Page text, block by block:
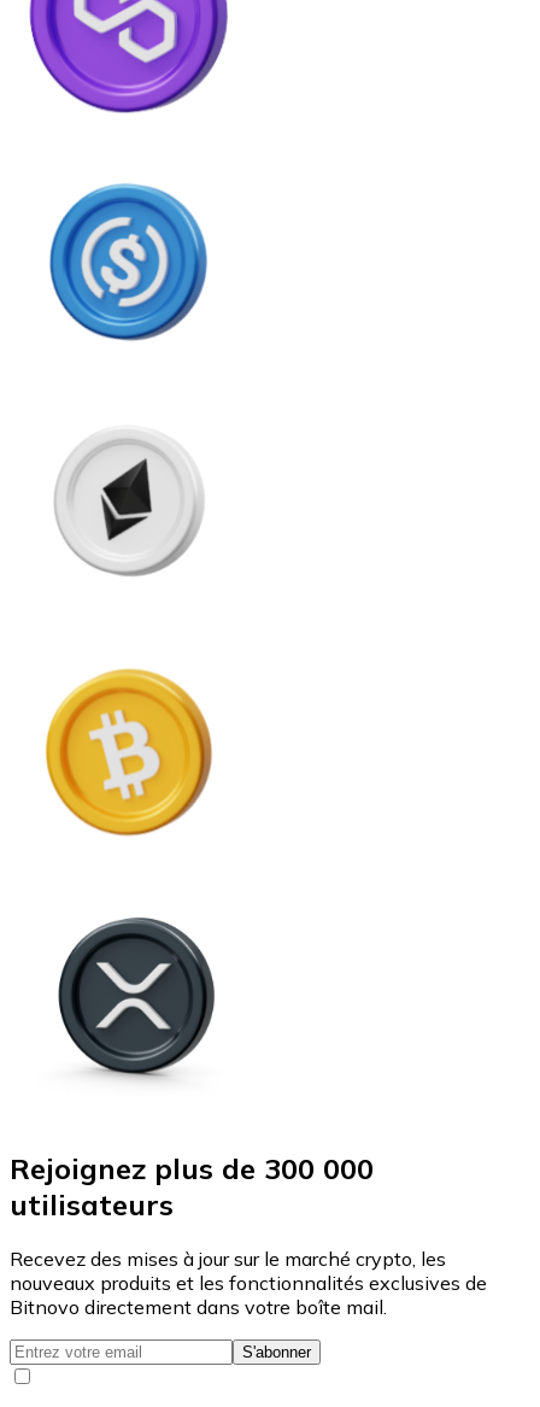
Rejoignez plus de 300 000
utilisateurs
Recevez des mises à jour sur le marché crypto, les
nouveaux produits et les fonctionnalités exclusives de
Bitnovo directement dans votre boîte mail.
S'abonner